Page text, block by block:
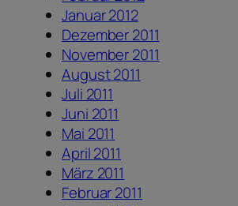
Januar 2012
Dezember 2011
November 2011
August 2011
Juli 2011
Juni 2011
Mai 2011
April 2011
März 2011
Februar 2011